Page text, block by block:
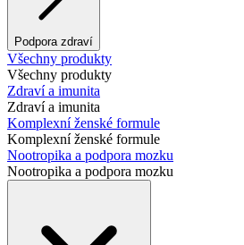
Podpora zdraví
Všechny produkty
Všechny produkty
Zdraví a imunita
Zdraví a imunita
Komplexní ženské formule
Komplexní ženské formule
Nootropika a podpora mozku
Nootropika a podpora mozku